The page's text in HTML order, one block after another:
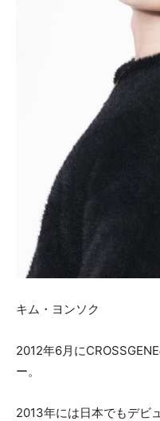
キム・ヨンソク
2012年6月に
ー。
2013年には日本でもデビ